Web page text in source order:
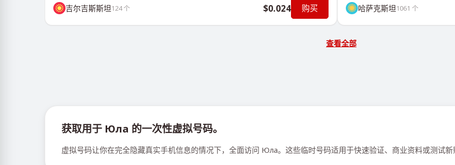
吉尔吉斯斯坦124个 $0.024 购买 哈萨克斯坦1061 个
查看全部
获取用于 Юла 的一次性虚拟号码。
虚拟号码让你在完全隐藏真实手机信息的情况下，全面访问 Юла。这些临时号码适用于快速验证、商业资料或测试新